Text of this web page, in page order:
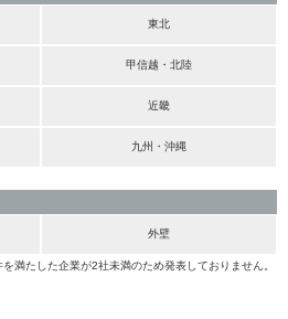
東北
甲信越・北陸
近畿
九州・沖縄
外壁
満たした企業が2社未満のため発表しておりません。